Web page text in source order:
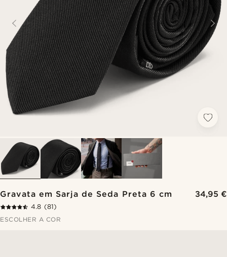
Gravata em Sarja de Seda Preta 6 cm 34,95 €
4.8 (81)
ESCOLHER A COR